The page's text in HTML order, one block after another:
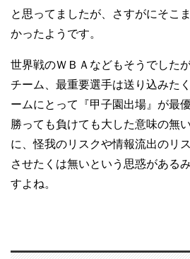
と思ってましたが、さすがにそこ
かったようです。
世界戦のＷＢＡなどもそうでした
チーム、最重要選手は送り込みた
ームにとって『甲子園出場』が最
勝っても負けても大した意味の無
に、怪我のリスクや情報流出のリ
させたくは無いという思惑がある
すよね。